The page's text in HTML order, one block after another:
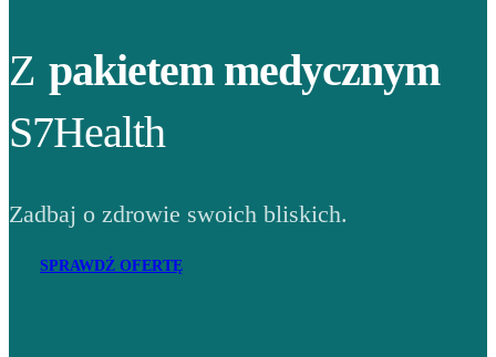
Z pakietem medycznym
S7Health
Zadbaj o zdrowie swoich bliskich.
SPRAWDŹ OFERTĘ